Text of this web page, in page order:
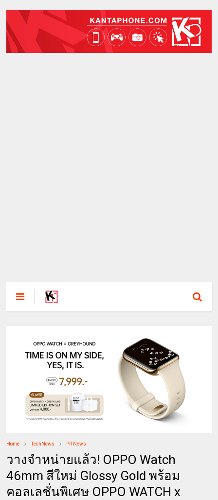
Home TechNews PR News
วางจำหน่ายแล้ว! OPPO Watch
46mm สีใหม่ Glossy Gold พร้อม
คอลเลชั่นพิเศษ OPPO WATCH x